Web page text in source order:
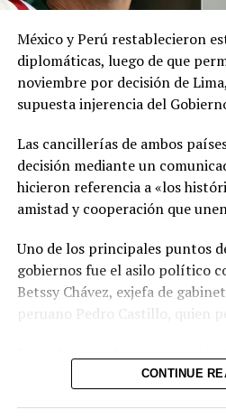
meteorológicas.
Las autoridades reiteraron el
canales oficiales del MARN y
prevención necesarias para
fenómeno atmosférico,
personas con mayor riesgo de
Comparte esto:
Facebook X
Me gusta esto:
México y Perú restablecieron
diplomáticas, luego de que
noviembre por decisión de
supuesta injerencia del
Las cancillerías de ambos
decisión mediante un
hicieron referencia a «los
amistad y cooperación que
Uno de los principales puntos
gobiernos fue el asilo político
Betssy Chávez, exjefa de
peruano Pedro Castillo, quien
informó durante su conferencia
CONTINUE